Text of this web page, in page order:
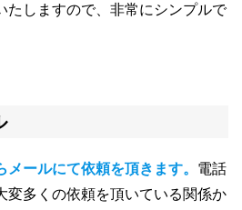
たしますので、非常にシンプルで
メールにて依頼を頂きます。 電話
変多くの依頼を頂いている関係か